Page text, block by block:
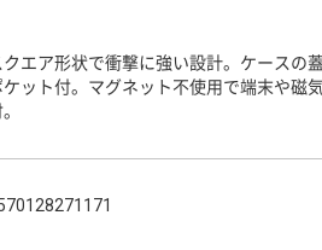
クエア形状で衝撃に強い設計。ケースの
ケット付。マグネット不使用で端末や磁